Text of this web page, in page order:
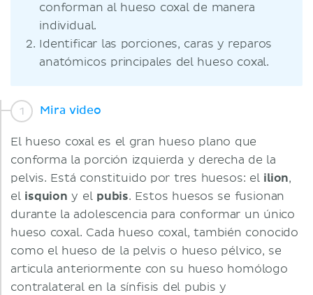
conforman al hueso coxal de manera
individual.
Identificar las porciones, caras y reparos
anatómicos principales del hueso coxal.
Mira video
El hueso coxal es el gran hueso plano que
conforma la porción izquierda y derecha de la
pelvis. Está constituido por tres huesos: el ilion,
el isquion y el pubis. Estos huesos se fusionan
durante la adolescencia para conformar un único
hueso coxal. Cada hueso coxal, también conocido
como el hueso de la pelvis o hueso pélvico, se
articula anteriormente con su hueso homólogo
contralateral en la sínfisis del pubis y